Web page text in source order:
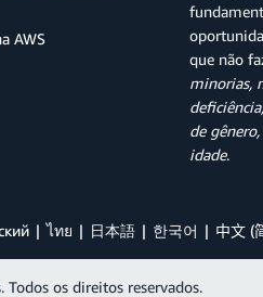
AWS
que não
minorias,
de
idade.
ไทย 日本語 한국어 中文 (
os direitos reservados.